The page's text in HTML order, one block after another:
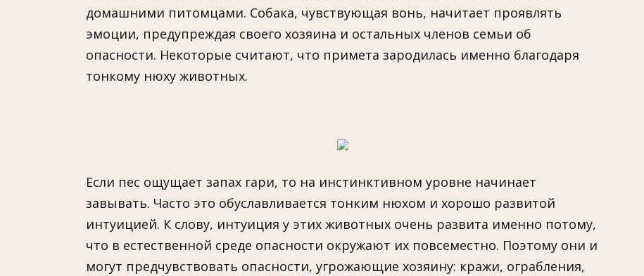
домашними питомцами. Собака, чувствующая вонь, начитает проявлять
эмоции, предупреждая своего хозяина и остальных членов семьи об
опасности. Некоторые считают, что примета зародилась именно благодаря
тонкому нюху животных.
Если пес ощущает запах гари, то на инстинктивном уровне начинает
завывать. Часто это обуславливается тонким нюхом и хорошо развитой
интуицией. К слову, интуиция у этих животных очень развита именно потому,
что в естественной среде опасности окружают их повсеместно. Поэтому они и
могут предчувствовать опасности, угрожающие хозяину: кражи, ограбления,